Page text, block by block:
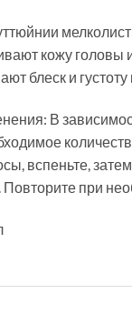
кожу головы
блеск и густоту
В
вспеньте,
при